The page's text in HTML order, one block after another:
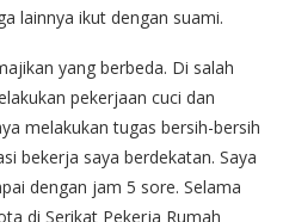
lainnya ikut dengan suami.
yang berbeda. Di salah
pekerjaan cuci dan
melakukan tugas bersih-bersih
bekerja saya berdekatan. Saya
dengan jam 5 sore. Selama
di Serikat Pekerja Rumah